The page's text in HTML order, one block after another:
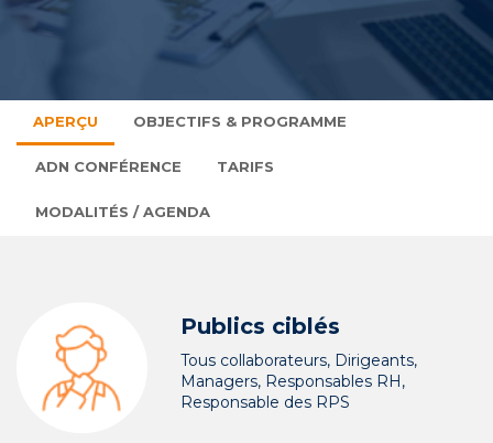
APERÇU OBJECTIFS & PROGRAMME
ADN CONFÉRENCE TARIFS
MODALITÉS / AGENDA
Publics ciblés
Tous collaborateurs, Dirigeants,
Managers, Responsables RH,
Responsable des RPS